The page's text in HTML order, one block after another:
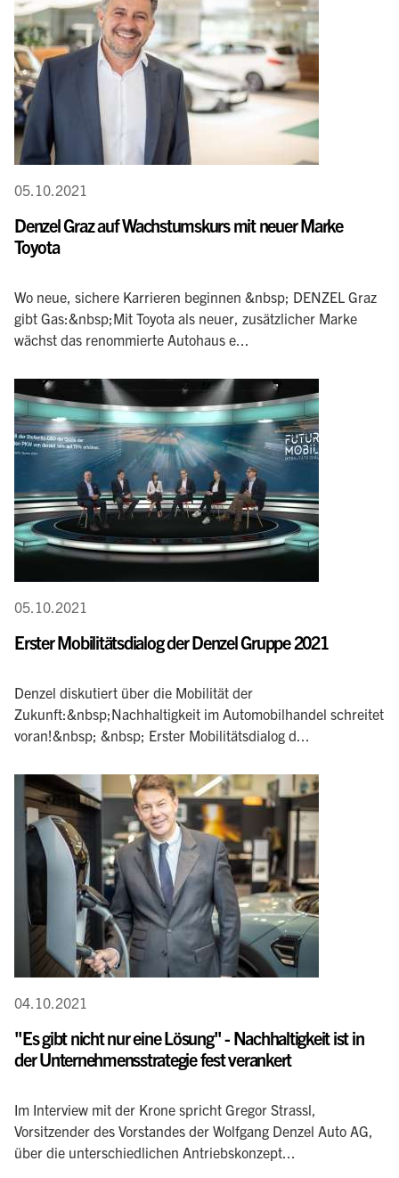
05.10.2021
Denzel Graz auf Wachstumskurs mit neuer Marke
Toyota
Wo neue, sichere Karrieren beginnen &nbsp; DENZEL Graz
gibt Gas:&nbsp;Mit Toyota als neuer, zusätzlicher Marke
wächst das renommierte Autohaus e...
05.10.2021
Erster Mobilitätsdialog der Denzel Gruppe 2021
Denzel diskutiert über die Mobilität der
Zukunft:&nbsp;Nachhaltigkeit im Automobilhandel schreitet
voran!&nbsp; &nbsp; Erster Mobilitätsdialog d...
04.10.2021
"Es gibt nicht nur eine Lösung" - Nachhaltigkeit ist in
der Unternehmensstrategie fest verankert
Im Interview mit der Krone spricht Gregor Strassl,
Vorsitzender des Vorstandes der Wolfgang Denzel Auto AG,
über die unterschiedlichen Antriebskonzept...